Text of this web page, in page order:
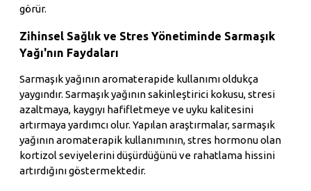
görür.
Zihinsel Sağlık ve Stres Yönetiminde Sarmaşık
Yağı'nın Faydaları
Sarmaşık yağının aromaterapide kullanımı oldukça
yaygındır. Sarmaşık yağının sakinleştirici kokusu, stresi
azaltmaya, kaygıyı hafifletmeye ve uyku kalitesini
artırmaya yardımcı olur. Yapılan araştırmalar, sarmaşık
yağının aromaterapik kullanımının, stres hormonu olan
kortizol seviyelerini düşürdüğünü ve rahatlama hissini
artırdığını göstermektedir.